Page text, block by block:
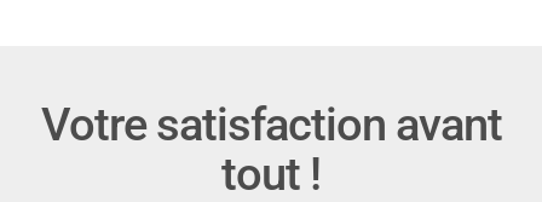
Votre satisfaction avant
tout !